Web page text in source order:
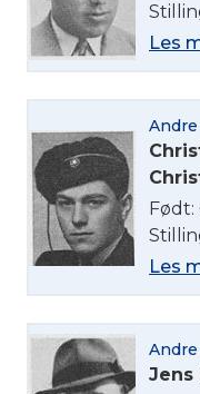
Les
Født:
Les
Jens